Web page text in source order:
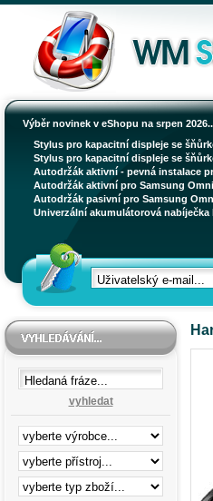
Výběr novinek v eShopu na srpen
Stylus pro kapacitní displeje se
Stylus pro kapacitní displeje se
Autodržák aktivní - pevná instalace
Autodržák aktivní pro Samsung
Autodržák pasivní pro Samsung
Univerzální akumulátorová nabíječka
vyhledat